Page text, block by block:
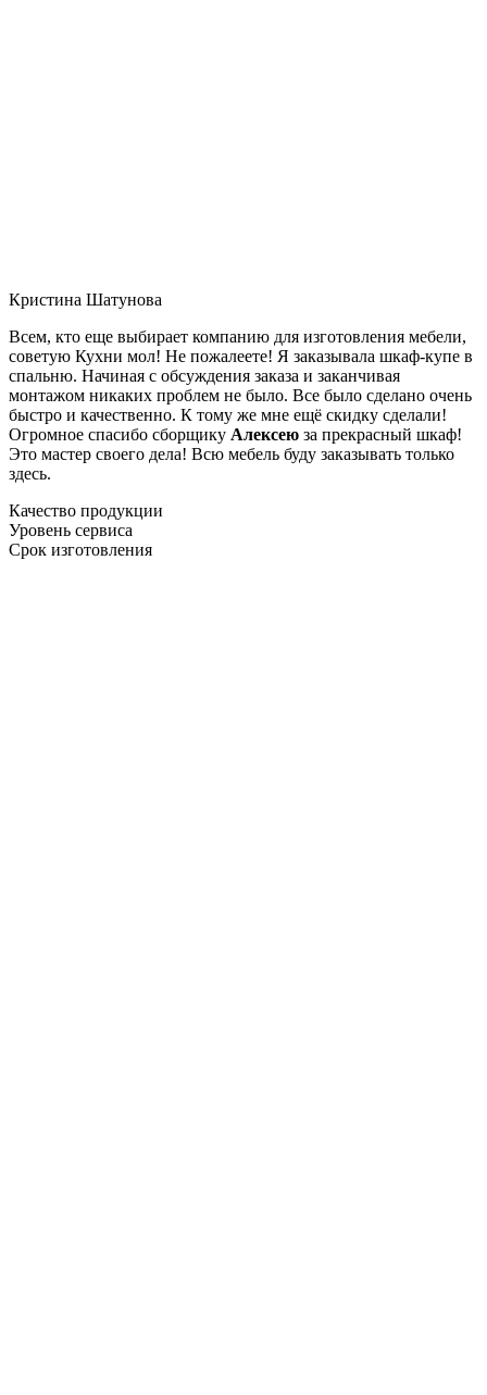
Кристина Шатунова
Всем, кто еще выбирает компанию для изготовления мебели,
советую Кухни мол! Не пожалеете! Я заказывала шкаф-купе в
спальню. Начиная с обсуждения заказа и заканчивая
монтажом никаких проблем не было. Все было сделано очень
быстро и качественно. К тому же мне ещё скидку сделали!
Огромное спасибо сборщику Алексею за прекрасный шкаф!
Это мастер своего дела! Всю мебель буду заказывать только
здесь.
Качество продукции
Уровень сервиса
Срок изготовления